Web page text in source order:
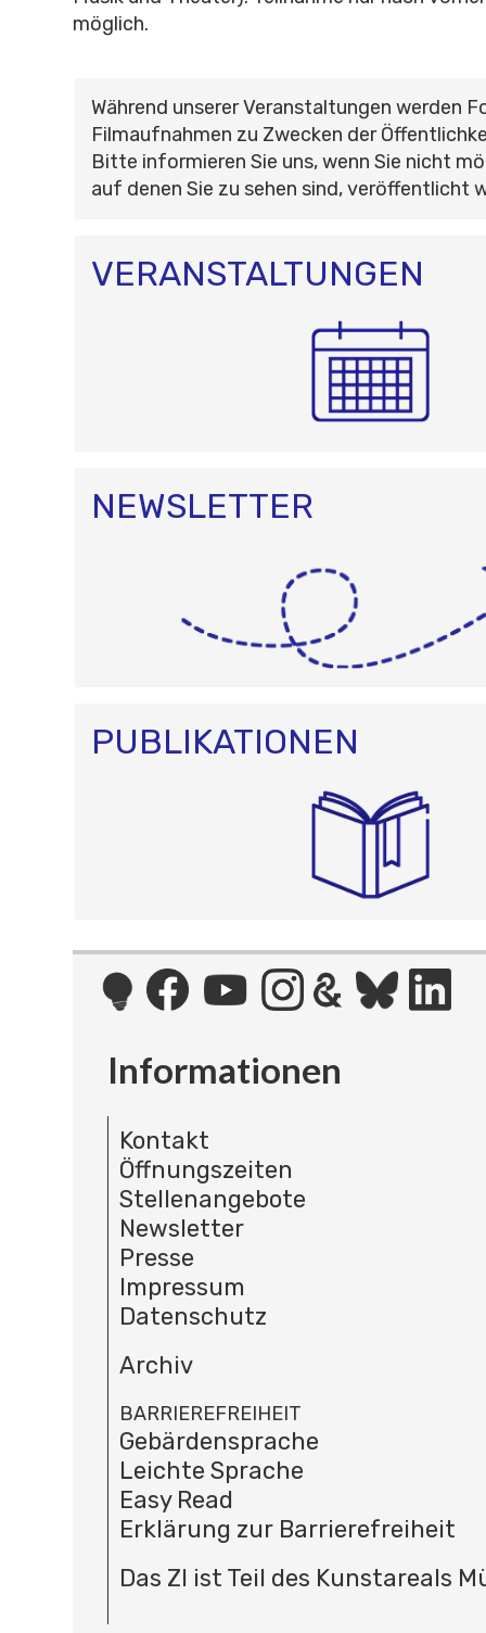
möglich.
Während unserer Veranstaltungen werden
Filmaufnahmen zu Zwecken der
Bitte informieren Sie uns, wenn Sie nicht
auf denen Sie zu sehen sind, veröffentlicht
VERANSTALTUNGEN
NEWSLETTER
PUBLIKATIONEN
Informationen
Kontakt
Öffnungszeiten
Stellenangebote
Newsletter
Presse
Impressum
Datenschutz
Archiv
BARRIEREFREIHEIT
Gebärdensprache
Leichte Sprache
Easy Read
Erklärung zur Barrierefreiheit
Das ZI ist Teil des Kunstareals